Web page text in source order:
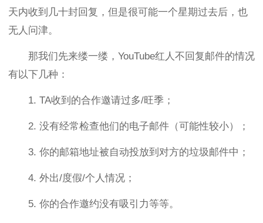
天内收到几十封回复，但是很可能一个星期过去后，也
无人问津。
那我们先来缕一缕，YouTube红人不回复邮件的情况
有以下几种：
1. TA收到的合作邀请过多/旺季；
2. 没有经常检查他们的电子邮件（可能性较小）；
3. 你的邮箱地址被自动投放到对方的垃圾邮件中；
4. 外出/度假/个人情况；
5. 你的合作邀约没有吸引力等等。